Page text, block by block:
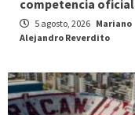
competencia oficial
5 agosto, 2026 Mariano
Alejandro Reverdito